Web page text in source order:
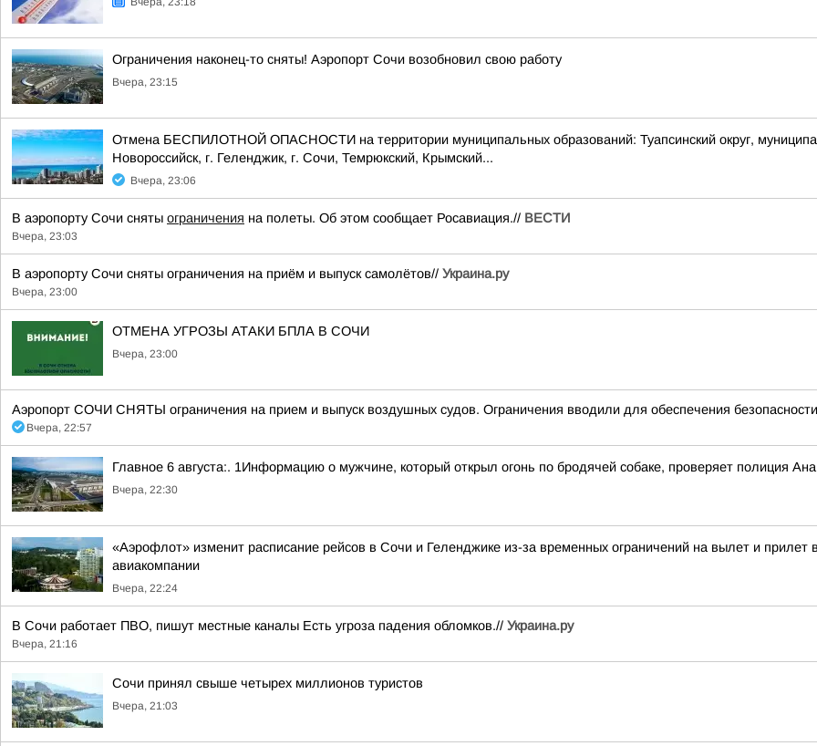
Ограничения наконец-то сняты! Аэропорт Сочи возобновил свою работу
Вчера, 23:15
Отмена БЕСПИЛОТНОЙ ОПАСНОСТИ на территории муниципальных образований: Туапсинский округ,
Новороссийск, г. Геленджик, г. Сочи, Темрюкский, Крымский...
Вчера, 23:06
В аэропорту Сочи сняты ограничения на полеты. Об этом сообщает Росавиация.// ВЕСТИ
Вчера, 23:03
В аэропорту Сочи сняты ограничения на приём и выпуск самолётов// Украина.ру
Вчера, 23:00
ОТМЕНА УГРОЗЫ АТАКИ БПЛА В СОЧИ
Вчера, 23:00
Аэропорт СОЧИ СНЯТЫ ограничения на прием и выпуск воздушных судов. Ограничения вводили для обеспечения
Вчера, 22:57
Главное 6 августа:. 1Информацию о мужчине, который открыл огонь по бродячей собаке, проверяет полиция
Вчера, 22:30
«Аэрофлот» изменит расписание рейсов в Сочи и Геленджике из-за временных ограничений на вылет и прилет
авиакомпании
Вчера, 22:24
В Сочи работает ПВО, пишут местные каналы Есть угроза падения обломков.// Украина.ру
Вчера, 21:16
Сочи принял свыше четырех миллионов туристов
Вчера, 21:03